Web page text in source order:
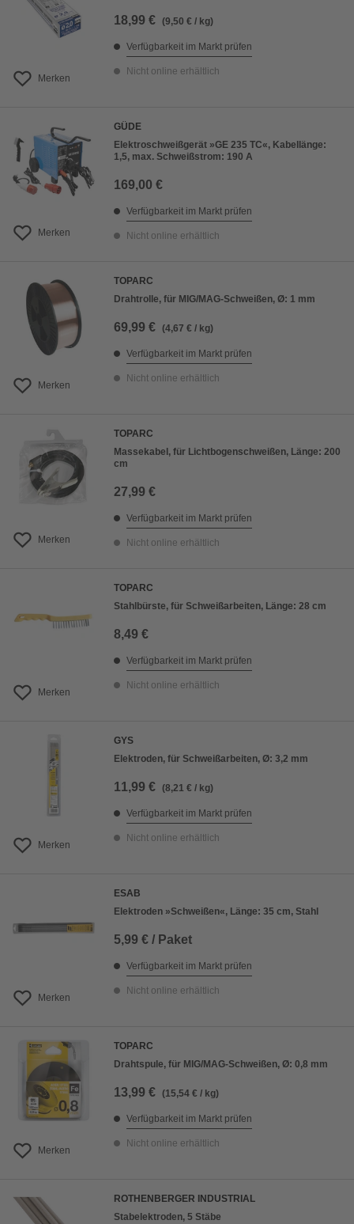
Merken
18,99 € (9,50 € / kg)
Verfügbarkeit im Markt prüfen
Nicht online erhältlich
Merken
GÜDE
Elektroschweißgerät »GE 235 TC«, Kabellänge:
1,5, max. Schweißstrom: 190 A
169,00 €
Verfügbarkeit im Markt prüfen
Nicht online erhältlich
Merken
TOPARC
Drahtrolle, für MIG/MAG-Schweißen, Ø: 1 mm
69,99 € (4,67 € / kg)
Verfügbarkeit im Markt prüfen
Nicht online erhältlich
Merken
TOPARC
Massekabel, für Lichtbogenschweißen, Länge: 200
cm
27,99 €
Verfügbarkeit im Markt prüfen
Nicht online erhältlich
Merken
TOPARC
Stahlbürste, für Schweißarbeiten, Länge: 28 cm
8,49 €
Verfügbarkeit im Markt prüfen
Nicht online erhältlich
Merken
GYS
Elektroden, für Schweißarbeiten, Ø: 3,2 mm
11,99 € (8,21 € / kg)
Verfügbarkeit im Markt prüfen
Nicht online erhältlich
Merken
ESAB
Elektroden »Schweißen«, Länge: 35 cm, Stahl
5,99 € / Paket
Verfügbarkeit im Markt prüfen
Nicht online erhältlich
Merken
TOPARC
Drahtspule, für MIG/MAG-Schweißen, Ø: 0,8 mm
13,99 € (15,54 € / kg)
Verfügbarkeit im Markt prüfen
Nicht online erhältlich
ROTHENBERGER INDUSTRIAL
Stabelektroden, 5 Stäbe